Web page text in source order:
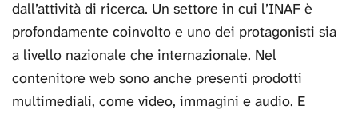
dall’attività di ricerca. Un settore in cui l’INAF è
profondamente coinvolto e uno dei protagonisti sia
a livello nazionale che internazionale. Nel
contenitore web sono anche presenti prodotti
multimediali, come video, immagini e audio. E